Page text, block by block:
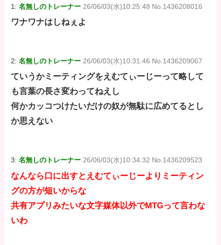
1:名無しのトレーナー 26/06/03(水)10:25:48 No.1436208016
ワナワナはしねぇよ
2:名無しのトレーナー 26/06/03(水)10:31:46 No.1436209067
ていうかミーティングをえむてぃーじーって略して
も言葉の長さ変わってねえし
何かカッコつけたいだけの奴が無駄に広めてるとし
か思えない
3:名無しのトレーナー 26/06/03(水)10:34:32 No.1436209523
なんなら口に出すとえむてぃーじーよりミーティン
グの方が短いからな
共有アプリみたいな文字媒体以外でMTGって言わな
いわ